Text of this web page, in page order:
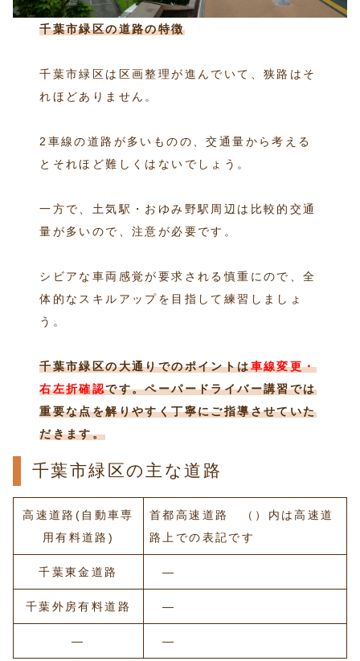
千葉市緑区の道路の特徴
千葉市緑区は区画整理が進んでいて、狭路はそ
れほどありません。
2車線の道路が多いものの、交通量から考える
とそれほど難しくはないでしょう。
一方で、土気駅・おゆみ野駅周辺は比較的交通
量が多いので、注意が必要です。
シビアな車両感覚が要求される慎重にので、全
体的なスキルアップを目指して練習しましょ
う。
千葉市緑区の大通りでのポイントは車線変更・
右左折確認です。ペーパードライバー講習では
重要な点を解りやすく丁寧にご指導させていた
だきます。
千葉市緑区の主な道路
高速道路(自動車専
用有料道路)
首都高速道路 （）内は高速道
路上での表記です
千葉東金道路 ―
千葉外房有料道路 ―
― ―